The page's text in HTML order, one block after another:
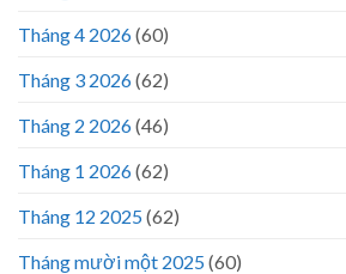
Tháng 4 2026(60)
Tháng 3 2026(62)
Tháng 2 2026(46)
Tháng 1 2026(62)
Tháng 12 2025(62)
Tháng mười một 2025(60)